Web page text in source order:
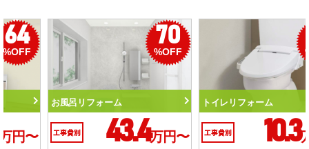
50
%OFF
トイレリフォーム
工事費別 10.3万円〜
%OFF
洗面化粧台リフォーム
工事費別 6.2 万円〜